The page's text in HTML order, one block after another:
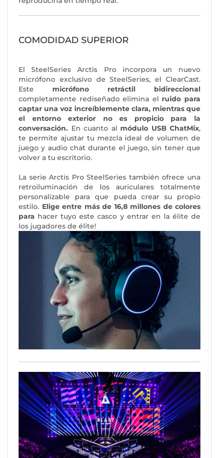
COMODIDAD SUPERIOR
El SteelSeries Arctis Pro incorpora un nuevo
micrófono exclusivo de SteelSeries, el ClearCast.
Este micrófono retráctil bidireccional
completamente rediseñado elimina el ruido para
captar una voz increíblemente clara, mientras que
el entorno exterior no es propicio para la
conversación. En cuanto al módulo USB ChatMix,
te permite ajustar tu mezcla ideal de volumen de
juego y audio chat durante el juego, sin tener que
volver a tu escritorio.
La serie Arctis Pro SteelSeries también ofrece una
retroiluminación de los auriculares totalmente
personalizable para que pueda crear su propio
estilo. Elige entre más de 16,8 millones de colores
para hacer tuyo este casco y entrar en la élite de
los jugadores de élite!